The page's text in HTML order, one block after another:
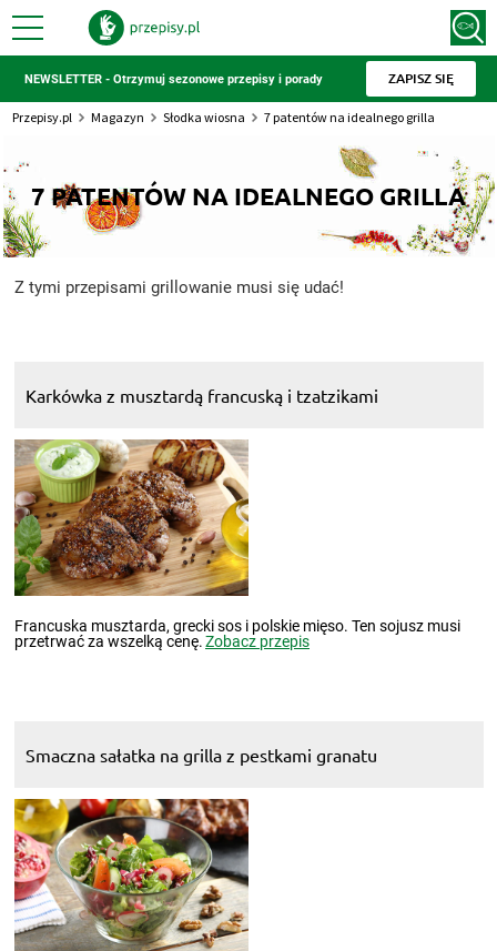
NEWSLETTER - Otrzymuj sezonowe przepisy i porady ZAPISZ SIĘ
Przepisy.pl Magazyn Słodka wiosna 7 patentów na idealnego grilla
7 PATENTÓW NA IDEALNEGO GRILLA
Z tymi przepisami grillowanie musi się udać!
Karkówka z musztardą francuską i tzatzikami
Francuska musztarda, grecki sos i polskie mięso. Ten sojusz musi
przetrwać za wszelką cenę.Zobacz przepis
Smaczna sałatka na grilla z pestkami granatu